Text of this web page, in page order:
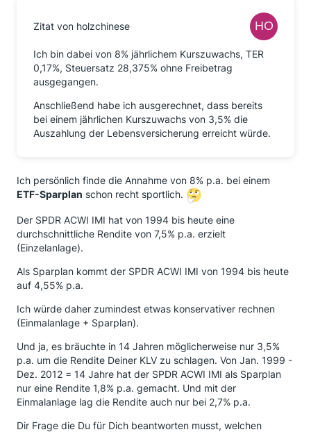
Zitat von holzchinese
Ich bin dabei von 8% jährlichem Kurszuwachs, TER
0,17%, Steuersatz 28,375% ohne Freibetrag
ausgegangen.
Anschließend habe ich ausgerechnet, dass bereits
bei einem jährlichen Kurszuwachs von 3,5% die
Auszahlung der Lebensversicherung erreicht würde.
Ich persönlich finde die Annahme von 8% p.a. bei einem
ETF-Sparplan schon recht sportlich.
Der SPDR ACWI IMI hat von 1994 bis heute eine
durchschnittliche Rendite von 7,5% p.a. erzielt
(Einzelanlage).
Als Sparplan kommt der SPDR ACWI IMI von 1994 bis heute
auf 4,55% p.a.
Ich würde daher zumindest etwas konservativer rechnen
(Einmalanlage + Sparplan).
Und ja, es bräuchte in 14 Jahren möglicherweise nur 3,5%
p.a. um die Rendite Deiner KLV zu schlagen. Von Jan. 1999 -
Dez. 2012 = 14 Jahre hat der SPDR ACWI IMI als Sparplan
nur eine Rendite 1,8% p.a. gemacht. Und mit der
Einmalanlage lag die Rendite auch nur bei 2,7% p.a.
Dir Frage die Du für Dich beantworten musst, welchen